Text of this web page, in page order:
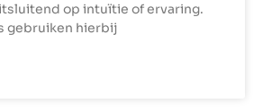
op intuïtie of ervaring.
gebruiken hierbij